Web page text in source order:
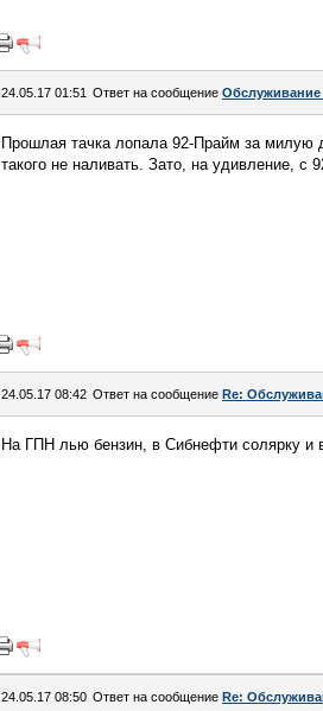
24.05.17 01:51 Ответ на сообщение
Прошлая тачка лопала 92-Прайм за милую
такого не наливать. Зато, на удивление, с
24.05.17 08:42 Ответ на сообщение Re:
На ГПН лью бензин, в Сибнефти солярку и
24.05.17 08:50 Ответ на сообщение Re: